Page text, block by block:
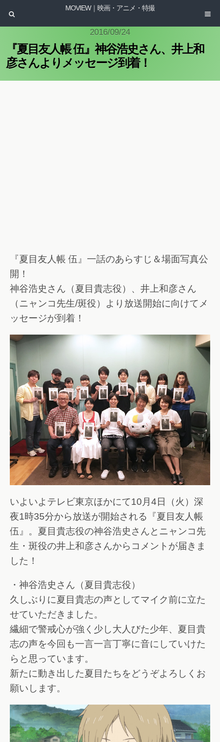
MOVIEW｜映画・アニメ・特撮
2016/09/24
『夏目友人帳 伍』神谷浩史さん、井上和
彦さんよりメッセージ到着！
『夏目友人帳 伍』一話のあらすじ＆場面写真公
開！
神谷浩史さん（夏目貴志役）、井上和彦さん
（ニャンコ先生/斑役）より放送開始に向けてメ
ッセージが到着！
いよいよテレビ東京ほかにて10月4日（火）深
夜1時35分から放送が開始される『夏目友人帳
伍』。夏目貴志役の神谷浩史さんとニャンコ先
生・斑役の井上和彦さんからコメントが届きま
した！
・神谷浩史さん（夏目貴志役）
久しぶりに夏目貴志の声としてマイク前に立た
せていただきました。
繊細で警戒心が強く少し大人びた少年、夏目貴
志の声を今回も一言一言丁寧に音にしていけた
らと思っています。
新たに動き出した夏目たちをどうぞよろしくお
願いします。